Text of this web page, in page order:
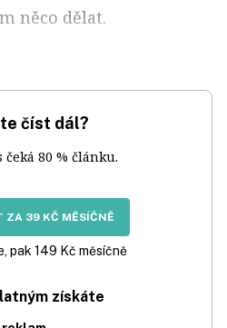
něco dělat.
číst dál?
čeká 80 % článku.
ZA 39 KČ MĚSÍČNĚ
pak 149 Kč měsíčně
získáte